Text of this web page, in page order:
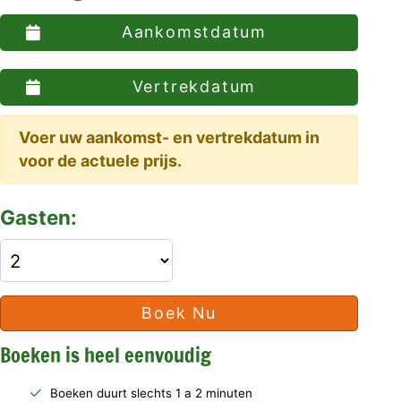
Aankomstdatum
Vertrekdatum
Voer uw aankomst- en vertrekdatum in
voor de actuele prijs.
Gasten:
Boek Nu
Boeken is heel eenvoudig
Boeken duurt slechts 1 a 2 minuten